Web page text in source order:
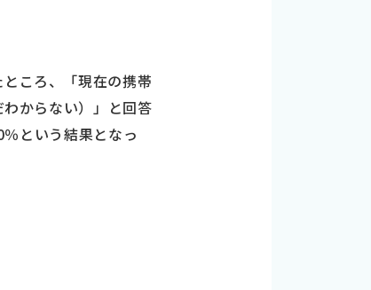
ころ、「現在の携帯
からない）」と回答
という結果となっ